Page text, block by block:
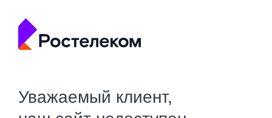
Уважаемый клиент,